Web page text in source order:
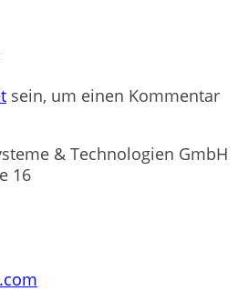
sein, um einen Kommentar
& Technologien GmbH
16